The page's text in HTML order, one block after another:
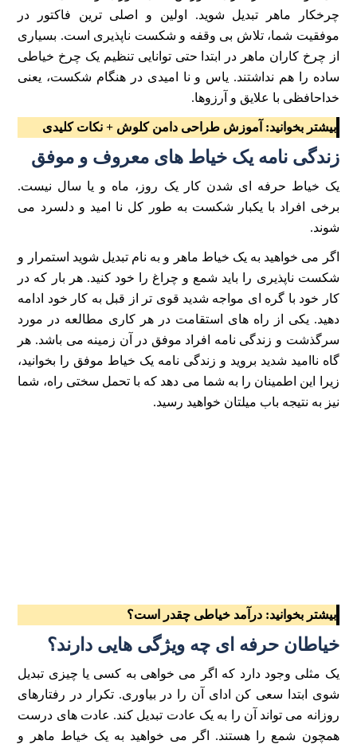
چرخکار ماهر تبدیل شوید. اولین و اصلی ترین فاکتور در
موفقیت شما، تلاش بی وقفه و شکست ناپذیری است. بسیاری
از چرخ کاران ماهر در ابتدا حتی توانایی تنظیم یک چرخ خیاطی
ساده را هم نداشتند. یاس و نا امیدی در هنگام شکست، یعنی
خداحافظی با علایق و آرزوها.
بیشتر بخوانید: آموزش طراحی دامن کلوش + نکات کلیدی
زندگی نامه یک خیاط های معروف و موفق
یک خیاط حرفه ای شدن کار یک روز، ماه و یا سال نیست.
برخی افراد با یکبار شکست به طور کل نا امید و دلسرد می
شوند.
اگر می خواهید به یک خیاط ماهر و به نام تبدیل شوید استمرار و
شکست ناپذیری را باید شمع و چراغ را خود کنید. هر بار که در
کار خود با گره ای مواجه شدید قوی تر از قبل به کار خود ادامه
دهید. یکی از راه های استقامت در هر کاری مطالعه در مورد
سرگذشت و زندگی نامه افراد موفق در آن زمینه می باشد. هر
گاه ناامید شدید بروید و زندگی نامه یک خیاط موفق را بخوانید،
زیرا این اطمینان را به شما می دهد که با تحمل سختی راه، شما
نیز به نتیجه باب میلتان خواهید رسید.
بیشتر بخوانید:درآمد خیاطی چقدر است؟
خیاطان حرفه ای چه ویژگی هایی دارند؟
یک مثلی وجود دارد که اگر می خواهی به کسی یا چیزی تبدیل
شوی ابتدا سعی کن ادای آن را در بیاوری. تکرار در رفتارهای
روزانه می تواند آن را به یک عادت تبدیل کند. عادت های درست
همچون شمع را هستند. اگر می خواهید به یک خیاط ماهر و